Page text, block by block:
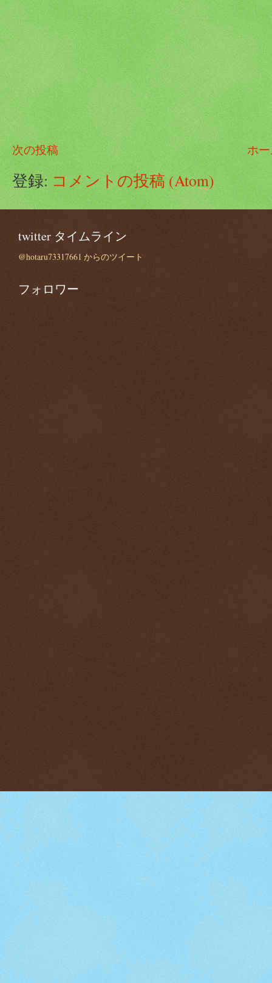
次の投稿 ホ
登録:コメントの投稿 (Atom)
twitter タイムライン
@hotaru73317661 からのツイート
フォロワー